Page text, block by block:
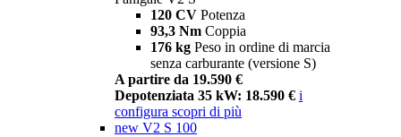
120 CV Potenza
93,3 Nm Coppia
176 kg Peso in ordine di marcia
senza carburante (versione S)
A partire da 19.590 €
Depotenziata 35 kW: 18.590 € i
configura scopri di più
new V2 S 100